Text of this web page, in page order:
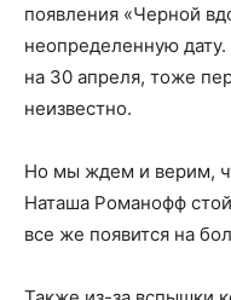
появления «Черной
неопределенную
на 30 апреля, тоже
неизвестно.
Но мы ждем и верим,
Наташа Романофф
все же появится на